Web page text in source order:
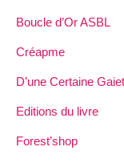
Boucle d’Or ASBL
Créapme
D’une Certaine
Editions du livre
Forest’shop